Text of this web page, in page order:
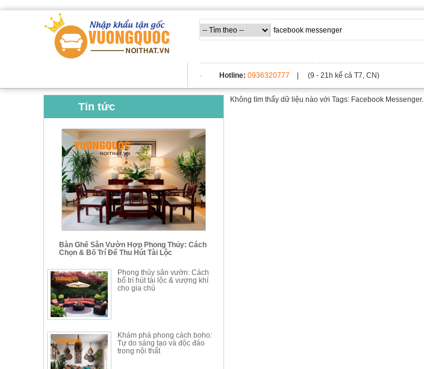
Hotline: 0936320777 | (9 - 21h kể cả T7, CN)
Tin tức
Bàn Ghế Sân Vườn Hợp Phong Thủy: Cách
Chọn & Bố Trí Để Thu Hút Tài Lộc
Phong thủy sân vườn: Cách
bố trí hút tài lộc & vượng khí
cho gia chủ
Khám phá phong cách boho:
Tự do sáng tạo và độc đáo
trong nội thất
Không tìm thấy dữ liệu nào với Tags: Facebook Messenger.